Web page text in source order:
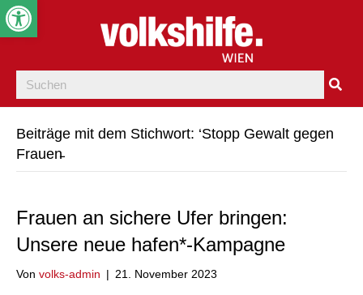
Beiträge mit dem Stichwort: ‘Stopp Gewalt gegen
Frauen̵
Frauen an sichere Ufer bringen:
Unsere neue hafen*-Kampagne
Von volks-admin | 21. November 2023